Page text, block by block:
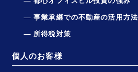
事業承継での不動産の活用方法
所得税対策
個人のお客様